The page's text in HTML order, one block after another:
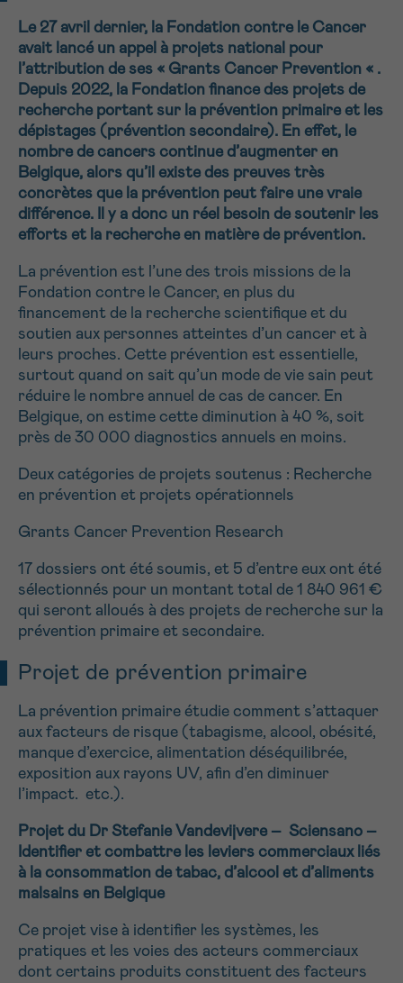
Le 27 avril dernier, la Fondation contre le Cancer
avait lancé un appel à projets national pour
l’attribution de ses « Grants Cancer Prevention « .
Depuis 2022, la Fondation finance des projets de
recherche portant sur la prévention primaire et les
dépistages (prévention secondaire). En effet, le
nombre de cancers continue d’augmenter en
Belgique, alors qu’il existe des preuves très
concrètes que la prévention peut faire une vraie
différence. Il y a donc un réel besoin de soutenir les
efforts et la recherche en matière de prévention.
La prévention est l’une des trois missions de la
Fondation contre le Cancer, en plus du
financement de la recherche scientifique et du
soutien aux personnes atteintes d’un cancer et à
leurs proches. Cette prévention est essentielle,
surtout quand on sait qu’un mode de vie sain peut
réduire le nombre annuel de cas de cancer. En
Belgique, on estime cette diminution à 40 %, soit
près de 30 000 diagnostics annuels en moins.
Deux catégories de projets soutenus : Recherche
en prévention et projets opérationnels
Grants Cancer Prevention Research
17 dossiers ont été soumis, et 5 d’entre eux ont été
sélectionnés pour un montant total de 1 840 961 €
qui seront alloués à des projets de recherche sur la
prévention primaire et secondaire.
Projet de prévention primaire
La prévention primaire étudie comment s’attaquer
aux facteurs de risque (tabagisme, alcool, obésité,
manque d’exercice, alimentation déséquilibrée,
exposition aux rayons UV, afin d’en diminuer
l’impact. etc.).
Projet du Dr Stefanie Vandevijvere – Sciensano –
Identifier et combattre les leviers commerciaux liés
à la consommation de tabac, d’alcool et d’aliments
malsains en Belgique
Ce projet vise à identifier les systèmes, les
pratiques et les voies des acteurs commerciaux
dont certains produits constituent des facteurs
Je souhaite être rappelé.e
En savoir plus sur Cancerinfo
PRÉNOM
E-MAIL
VOTRE QUESTION
Je souhaite recevoir la Newsletter
J’accepte lesconditions d’utilisations
*CHAMP OBLIGATOIRE
Envoyer
16h-18h
Suivant